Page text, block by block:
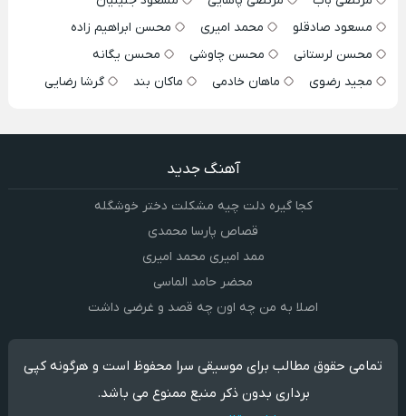
مسعود صادقلو
محمد امیری
محسن ابراهیم زاده
محسن لرستانی
محسن چاوشی
محسن یگانه
مجید رضوی
ماهان خادمی ماکان بند گرشا رضایی
آهنگ جدید
کجا گیره دلت چیه مشکلت دختر خوشگله
قصاص پارسا محمدی
ممد امیری محمد امیری
محضر حامد الماسی
اصلا به من چه اون چه قصد و غرضی داشت
تمامی حقوق مطالب برای موسیقی سرا محفوظ است و هرگونه کپی
برداری بدون ذکر منبع ممنوع می باشد.